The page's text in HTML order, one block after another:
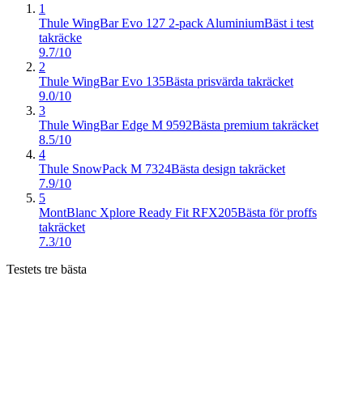
1
Thule WingBar Evo 127 2-pack AluminiumBäst i test
takräcke
9.7/10
2
Thule WingBar Evo 135Bästa prisvärda takräcket
9.0/10
3
Thule WingBar Edge M 9592Bästa premium takräcket
8.5/10
4
Thule SnowPack M 7324Bästa design takräcket
7.9/10
5
MontBlanc Xplore Ready Fit RFX205Bästa för proffs
takräcket
7.3/10
Testets tre bästa